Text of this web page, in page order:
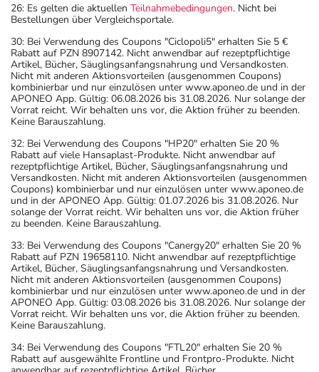
26: Es gelten die aktuellen Teilnahmebedingungen. Nicht bei
Bestellungen über Vergleichsportale.
30: Bei Verwendung des Coupons "Ciclopoli5" erhalten Sie 5 €
Rabatt auf PZN 8907142. Nicht anwendbar auf rezeptpflichtige
Artikel, Bücher, Säuglingsanfangsnahrung und Versandkosten.
Nicht mit anderen Aktionsvorteilen (ausgenommen Coupons)
kombinierbar und nur einzulösen unter www.aponeo.de und in der
APONEO App. Gültig: 06.08.2026 bis 31.08.2026. Nur solange der
Vorrat reicht. Wir behalten uns vor, die Aktion früher zu beenden.
Keine Barauszahlung.
32: Bei Verwendung des Coupons "HP20" erhalten Sie 20 %
Rabatt auf viele Hansaplast-Produkte. Nicht anwendbar auf
rezeptpflichtige Artikel, Bücher, Säuglingsanfangsnahrung und
Versandkosten. Nicht mit anderen Aktionsvorteilen (ausgenommen
Coupons) kombinierbar und nur einzulösen unter www.aponeo.de
und in der APONEO App. Gültig: 01.07.2026 bis 31.08.2026. Nur
solange der Vorrat reicht. Wir behalten uns vor, die Aktion früher
zu beenden. Keine Barauszahlung.
33: Bei Verwendung des Coupons "Canergy20" erhalten Sie 20 %
Rabatt auf PZN 19658110. Nicht anwendbar auf rezeptpflichtige
Artikel, Bücher, Säuglingsanfangsnahrung und Versandkosten.
Nicht mit anderen Aktionsvorteilen (ausgenommen Coupons)
kombinierbar und nur einzulösen unter www.aponeo.de und in der
APONEO App. Gültig: 03.08.2026 bis 31.08.2026. Nur solange der
Vorrat reicht. Wir behalten uns vor, die Aktion früher zu beenden.
Keine Barauszahlung.
34: Bei Verwendung des Coupons "FTL20" erhalten Sie 20 %
Rabatt auf ausgewählte Frontline und Frontpro-Produkte. Nicht